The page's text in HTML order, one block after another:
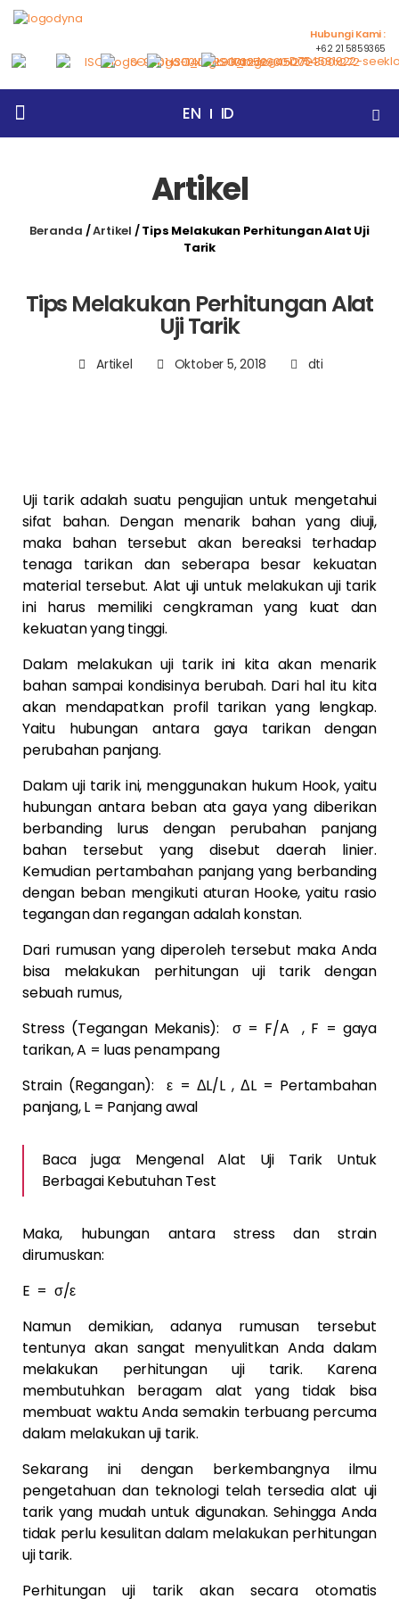
Hubungi Kami :
+62 21 5859365
EN ID
Artikel
Beranda /Artikel /Tips Melakukan Perhitungan Alat Uji
Tarik
Tips Melakukan Perhitungan Alat
Uji Tarik
Artikel Oktober 5, 2018 dti
Uji tarik adalah suatu pengujian untuk mengetahui
sifat bahan. Dengan menarik bahan yang diuji,
maka bahan tersebut akan bereaksi terhadap
tenaga tarikan dan seberapa besar kekuatan
material tersebut. Alat uji untuk melakukan uji tarik
ini harus memiliki cengkraman yang kuat dan
kekuatan yang tinggi.
Dalam melakukan uji tarik ini kita akan menarik
bahan sampai kondisinya berubah. Dari hal itu kita
akan mendapatkan profil tarikan yang lengkap.
Yaitu hubungan antara gaya tarikan dengan
perubahan panjang.
Dalam uji tarik ini, menggunakan hukum Hook, yaitu
hubungan antara beban ata gaya yang diberikan
berbanding lurus dengan perubahan panjang
bahan tersebut yang disebut daerah linier.
Kemudian pertambahan panjang yang berbanding
dengan beban mengikuti aturan Hooke, yaitu rasio
tegangan dan regangan adalah konstan.
Dari rumusan yang diperoleh tersebut maka Anda
bisa melakukan perhitungan uji tarik dengan
sebuah rumus,
Stress (Tegangan Mekanis): σ = F/A , F = gaya
tarikan, A = luas penampang
Strain (Regangan): ε = ΔL/L , ΔL = Pertambahan
panjang, L = Panjang awal
Baca juga: Mengenal Alat Uji Tarik Untuk
Berbagai Kebutuhan Test
Maka, hubungan antara stress dan strain
dirumuskan:
E = σ/ε
Namun demikian, adanya rumusan tersebut
tentunya akan sangat menyulitkan Anda dalam
melakukan perhitungan uji tarik. Karena
membutuhkan beragam alat yang tidak bisa
membuat waktu Anda semakin terbuang percuma
dalam melakukan uji tarik.
Sekarang ini dengan berkembangnya ilmu
pengetahuan dan teknologi telah tersedia alat uji
tarik yang mudah untuk digunakan. Sehingga Anda
tidak perlu kesulitan dalam melakukan perhitungan
uji tarik.
Perhitungan uji tarik akan secara otomatis